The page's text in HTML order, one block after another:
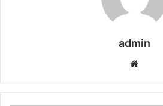
admin